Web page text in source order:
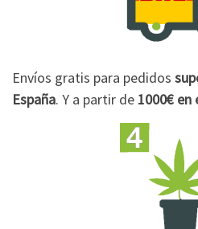
Envíos gratis para pedidos
España. Y a partir de 1000€ en